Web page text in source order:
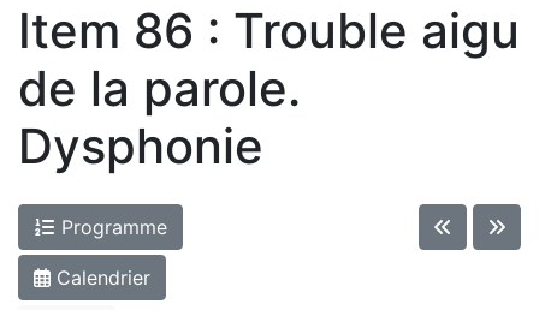
Item 86 : Trouble aigu
de la parole.
Dysphonie
Programme
Calendrier